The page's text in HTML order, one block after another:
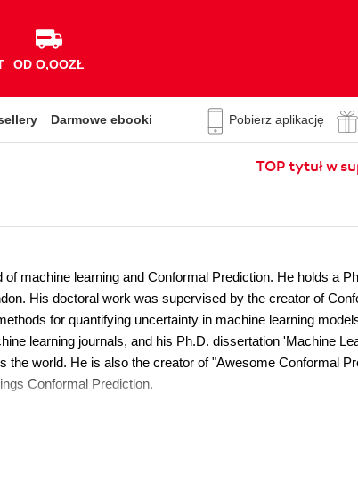
OD O,OOZŁ
Darmowe ebooki Pobierz aplikację
TOP tytuł w
machine learning and Conformal Prediction. He holds a
His doctoral work was supervised by the creator of
for quantifying uncertainty in machine learning
learning journals, and his Ph.D. dissertation 'Machine
the world. He is also the creator of "Awesome Conformal
Conformal Prediction.